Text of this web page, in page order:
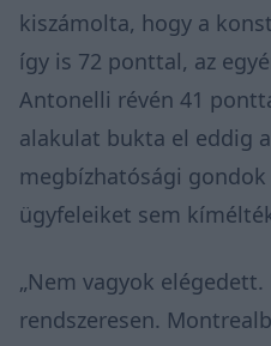
kiszámolta, hogy a
így is 72 ponttal, az
Antonelli révén 41
alakulat bukta el eddig
megbízhatósági
ügyfeleiket sem
„Nem vagyok
rendszeresen.